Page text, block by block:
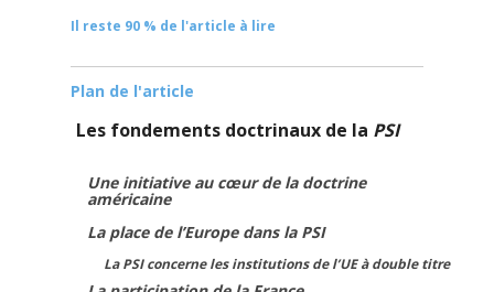
Il reste 90 % de l'article à lire
Plan de l'article
Les fondements doctrinaux de la PSI
Une initiative au cœur de la doctrine
américaine
La place de l’Europe dans la PSI
La PSI concerne les institutions de l’UE à double titre